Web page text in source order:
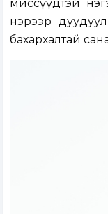
миссүүдтэй
нэрээр
бахархалтай